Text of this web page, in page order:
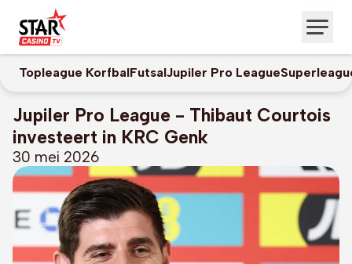
Topleague KorfbalFutsalJupiler Pro League
Jupiler Pro League - Thibaut Courtois
investeert in KRC Genk
30 mei 2026